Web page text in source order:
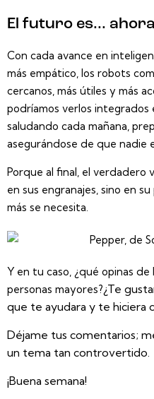
El futuro es... ahora
Con cada avance en
más empático, los robots
cercanos, más útiles y más
podríamos verlos integrados
saludando cada mañana,
asegurándose de que nadie
Porque al final, el verdadero
en sus engranajes, sino en
más se necesita
Y en tu caso, ¿qué opinas
personas mayores?¿Te
que te ayudara y te hiciera
Déjame tus comentarios;
un tema tan controvertido.
¡Buena semana!